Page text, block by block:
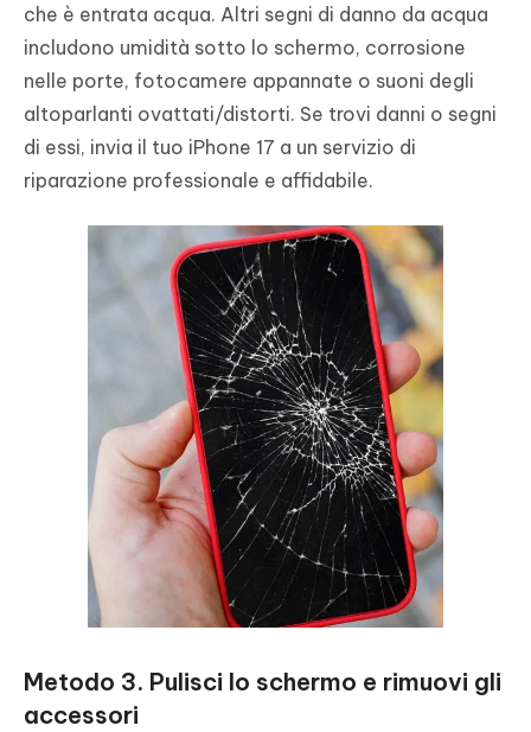
che è entrata acqua. Altri segni di danno da acqua
includono umidità sotto lo schermo, corrosione
nelle porte, fotocamere appannate o suoni degli
altoparlanti ovattati/distorti. Se trovi danni o segni
di essi, invia il tuo iPhone 17 a un servizio di
riparazione professionale e affidabile.
Metodo 3. Pulisci lo schermo e rimuovi gli
accessori